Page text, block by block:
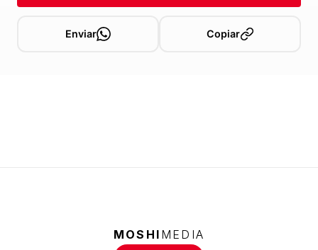
Enviar Copiar
MOSHI MEDIA